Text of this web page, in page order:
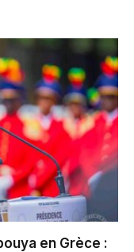
en Grèce :